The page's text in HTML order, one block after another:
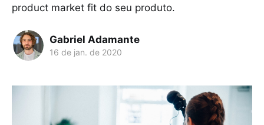
product market fit do seu produto.
Gabriel Adamante
16 de jan. de 2020